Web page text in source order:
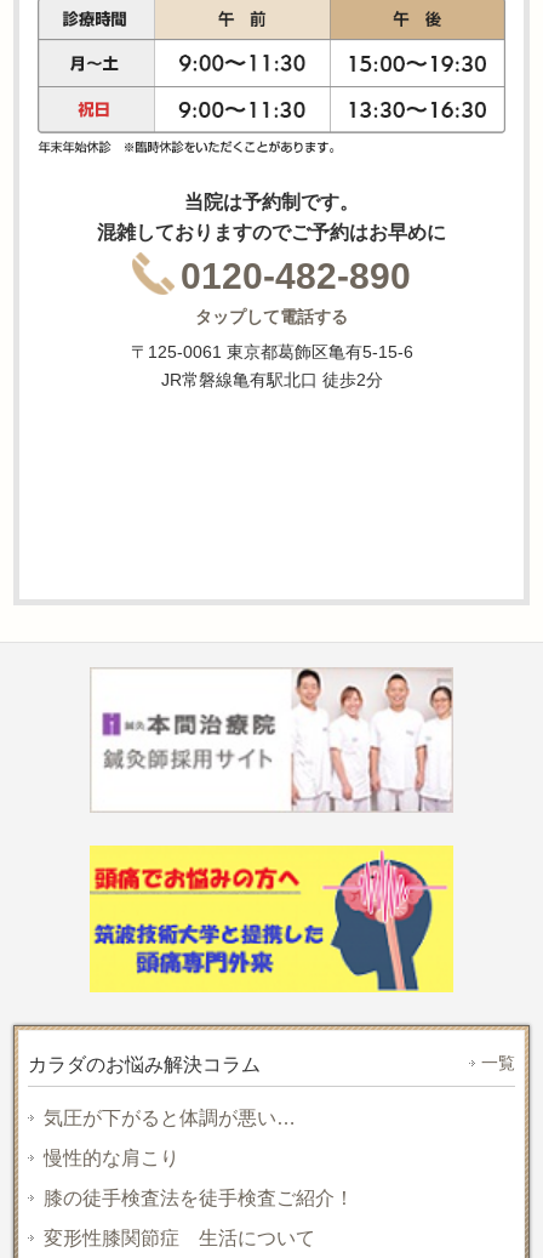
当院は予約制です。
混雑しておりますのでご予約はお早めに
0120-482-890
タップして電話する
〒125-0061 東京都葛飾区亀有5-15-6
JR常磐線亀有駅北口 徒歩2分
カラダのお悩み解決コラム 一覧
気圧が下がると体調が悪い…
慢性的な肩こり
膝の徒手検査法を徒手検査ご紹介！
変形性膝関節症 生活について